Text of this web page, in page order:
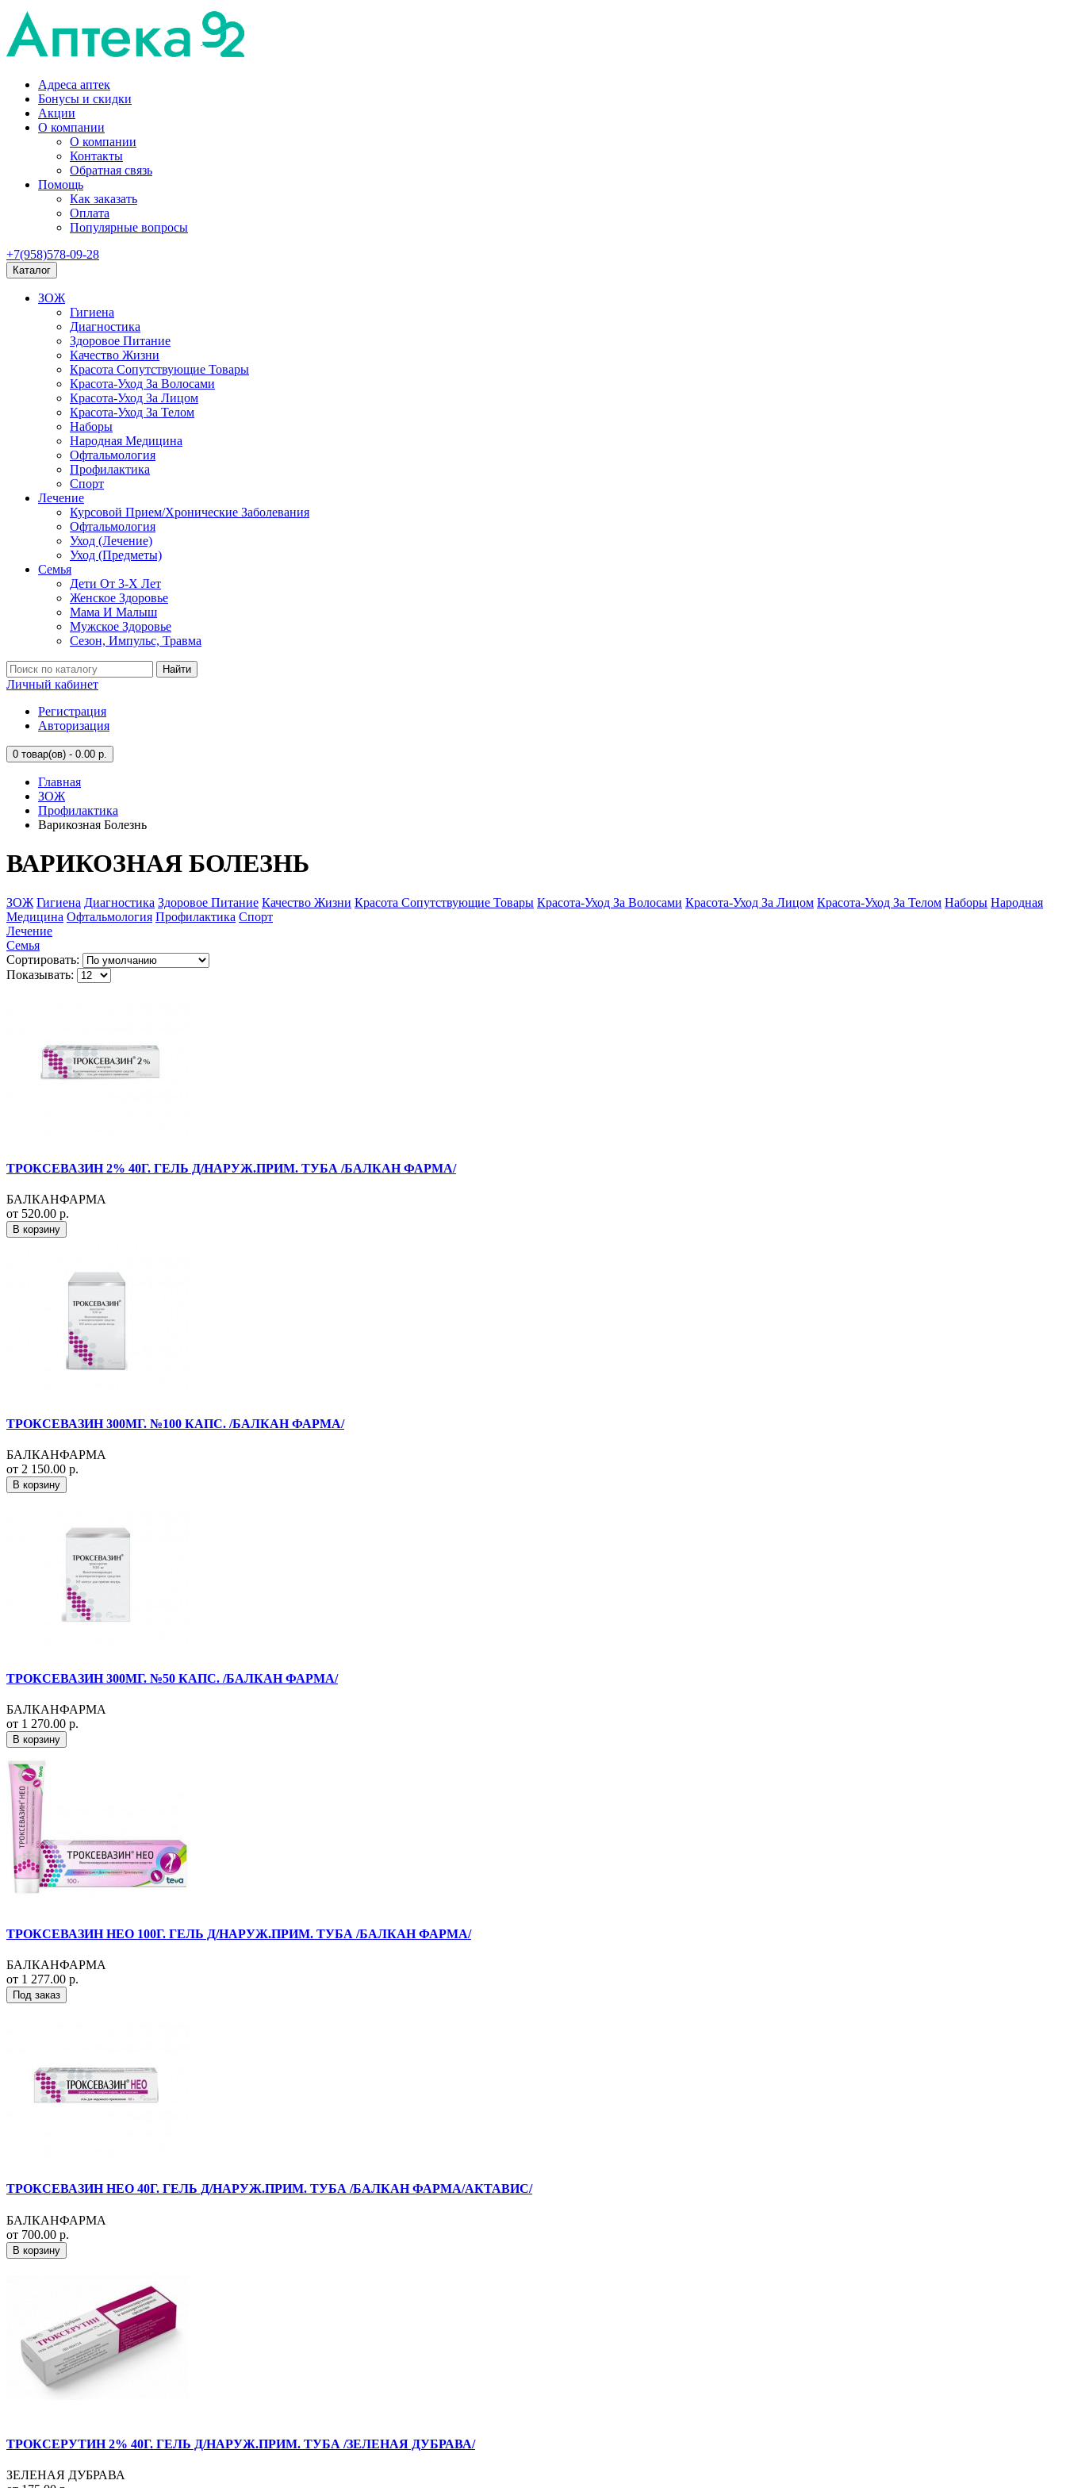
Адреса аптек
Бонусы и скидки
Акции
О компании
О компании
Контакты
Обратная связь
Помощь
Как заказать
Оплата
Популярные вопросы
+7(958)578-09-28
Каталог
ЗОЖ
Гигиена
Диагностика
Здоровое Питание
Качество Жизни
Красота Сопутствующие Товары
Красота-Уход За Волосами
Красота-Уход За Лицом
Красота-Уход За Телом
Наборы
Народная Медицина
Офтальмология
Профилактика
Спорт
Лечение
Курсовой Прием/Хронические Заболевания
Офтальмология
Уход (Лечение)
Уход (Предметы)
Семья
Дети От 3-Х Лет
Женское Здоровье
Мама И Малыш
Мужское Здоровье
Сезон, Импульс, Травма
Найти
Личный кабинет
Регистрация
Авторизация
0 товар(ов) - 0.00 р.
Главная
ЗОЖ
Профилактика
Варикозная Болезнь
ВАРИКОЗНАЯ БОЛЕЗНЬ
ЗОЖ Гигиена Диагностика Здоровое Питание Качество Жизни Красота Сопутствующие Товары Красота-Уход За Волосами Красота-Уход За Лицом Красота-Уход За Телом Наборы Народная
Медицина Офтальмология Профилактика Спорт
Лечение
Семья
Сортировать:
Показывать:
ТРОКСЕВАЗИН 2% 40Г. ГЕЛЬ Д/НАРУЖ.ПРИМ. ТУБА /БАЛКАН ФАРМА/
БАЛКАНФАРМА
от 520.00 р.
В корзину
ТРОКСЕВАЗИН 300МГ. №100 КАПС. /БАЛКАН ФАРМА/
БАЛКАНФАРМА
от 2 150.00 р.
В корзину
ТРОКСЕВАЗИН 300МГ. №50 КАПС. /БАЛКАН ФАРМА/
БАЛКАНФАРМА
от 1 270.00 р.
В корзину
ТРОКСЕВАЗИН НЕО 100Г. ГЕЛЬ Д/НАРУЖ.ПРИМ. ТУБА /БАЛКАН ФАРМА/
БАЛКАНФАРМА
от 1 277.00 р.
Под заказ
ТРОКСЕВАЗИН НЕО 40Г. ГЕЛЬ Д/НАРУЖ.ПРИМ. ТУБА /БАЛКАН ФАРМА/АКТАВИС/
БАЛКАНФАРМА
от 700.00 р.
В корзину
ТРОКСЕРУТИН 2% 40Г. ГЕЛЬ Д/НАРУЖ.ПРИМ. ТУБА /ЗЕЛЕНАЯ ДУБРАВА/
ЗЕЛЕНАЯ ДУБРАВА